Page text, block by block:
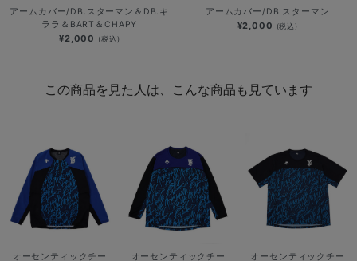
アームカバー/DB.スターマン＆DB.キ
ララ＆BART＆CHAPY
¥2,000 (税込)
アームカバー/DB.スターマン
¥2,000 (税込)
この商品を見た人は、こんな商品も見ています
オーセンティックチー
オーセンティックチー
オーセンティックチー